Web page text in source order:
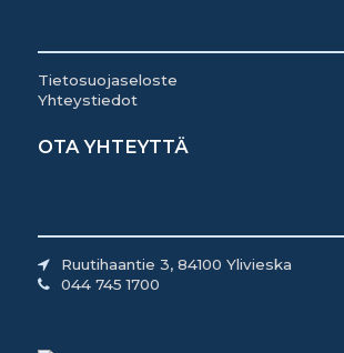
Tietosuojaseloste
Yhteystiedot
OTA YHTEYTTÄ
Ruutihaantie 3, 84100 Ylivieska
044 745 1700